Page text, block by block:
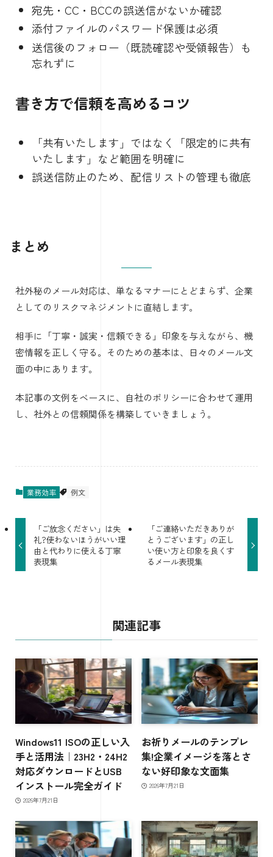
宛先・CC・BCCの誤送信がないか確認
添付ファイルのパスワード保護は必須
送信後のフォロー（既読確認や受領報告）も
忘れずに
書き方で信頼を高めるコツ
「共有いたします」ではなく「限定的に共有
いたします」など範囲を明確に
誤送信防止のため、配信リストの管理も徹底
まとめ
社外秘のメール対応は、単なるマナーにとどまらず、企業
としてのリスクマネジメントに直結します。
相手に「丁寧・誠実・信頼できる」印象を与えながら、機
密情報を正しく守る。そのための基本は、日々のメール文
面の中にあります。
本記事の文例をベースに、自社のポリシーに合わせて運用
し、社外との信頼関係を構築していきましょう。
業務効率 例文
「ご放念ください」は失
礼?使わないほうがいい理
由と代わりに使える丁寧
表現集
「ご連絡いただきありが
とうございます」の正し
い使い方と印象を良くす
るメール表現集
関連記事
Windows11 ISOの正しい入
手と活用法｜23H2・24H2
対応ダウンロードとUSB
インストール完全ガイド
2026年7月21日
お祈りメールのテンプレ
集!企業イメージを落とさ
ない好印象な文面集
2026年7月21日